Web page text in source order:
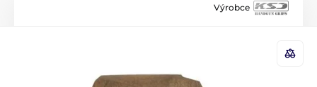
Výrobce